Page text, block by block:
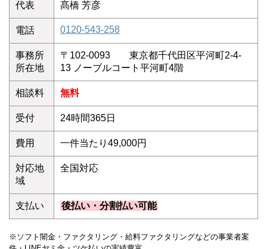
代表 髙橋 芳彦
電話 0120-543-258
事務所
所在地
〒102-0093 東京都千代田区平河町2-4-
13 ノーブルコート平河町4階
相談料 無料
受付 24時間365日
費用 一件当たり49,000円
対応地
域
全国対応
支払い 後払い・分割払い可能
※ソフト闇金・ファクタリング・給料ファクタリングなどの事業者案